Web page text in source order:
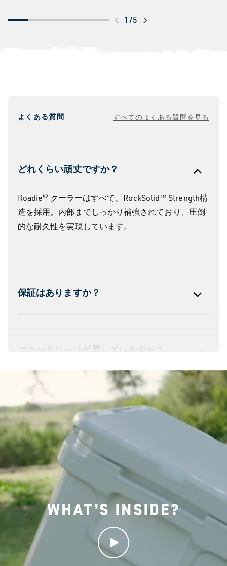
1 /
ス
ら
5
よくある質問 すべてのよくある質問を見る
どれくらい頑丈ですか？
Roadie® クーラーはすべて、RockSolid™ Strength構
造を採用。内部までしっかり補強されており、圧倒
的な耐久性を実現しています。
保証はありますか？
アクセサリーは付属していますか？
ドライアイスは使用できますか？
温かい食べ物や飲み物の保温にも使え
ますか？
液漏れしませんか？
WHAT’S INSIDE?